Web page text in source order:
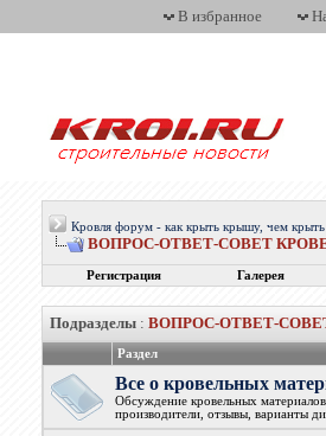
В избранное
Кровля форум - как крыть крышу, чем
ВОПРОС-ОТВЕТ-СОВЕТ
Регистрация Галерея
Подразделы: ВОПРОС-ОТВЕТ-
Раздел
Все о кровельных
Обсуждение кровельных
производители, отзывы, варианты